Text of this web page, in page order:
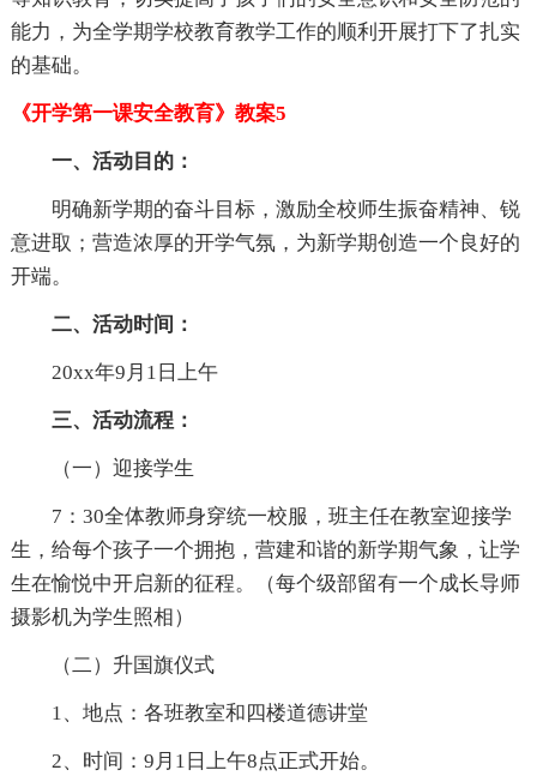
能力，为全学期学校教育教学工作的顺利开展打下了扎实
的基础。
《开学第一课安全教育》教案5
一、活动目的：
明确新学期的奋斗目标，激励全校师生振奋精神、锐
意进取；营造浓厚的开学气氛，为新学期创造一个良好的
开端。
二、活动时间：
20xx年9月1日上午
三、活动流程：
（一）迎接学生
7：30全体教师身穿统一校服，班主任在教室迎接学
生，给每个孩子一个拥抱，营建和谐的新学期气象，让学
生在愉悦中开启新的征程。（每个级部留有一个成长导师
摄影机为学生照相）
（二）升国旗仪式
1、地点：各班教室和四楼道德讲堂
2、时间：9月1日上午8点正式开始。